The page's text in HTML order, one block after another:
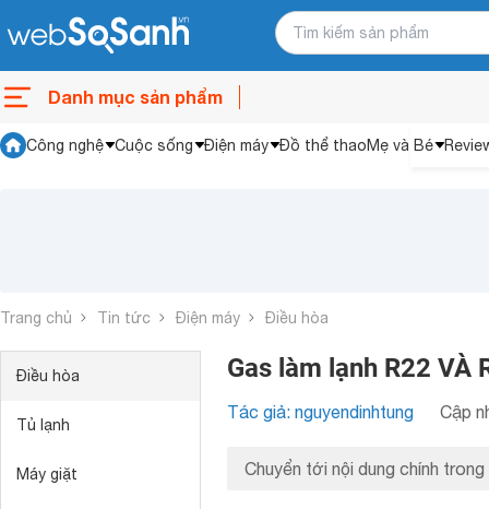
Danh mục sản phẩm
Công nghệ Cuộc sống Điện máy Đồ thể thaoMẹ và Bé
Trang chủ Tin tức Điện máy Điều hòa
Điều hòa
Tủ lạnh
Máy giặt
Gas làm lạnh R22 VÀ
Tác giả: nguyendinhtung Cập
Chuyển tới nội dung chính trong